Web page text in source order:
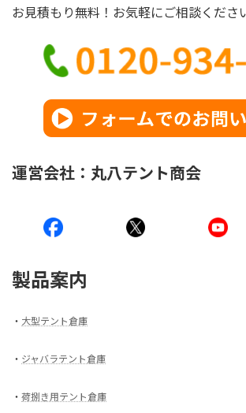
お見積もり無料！お気軽にご相談くださ
運営会社：丸八テント商会
製品案内
・ 大型テント倉庫
・ ジャバラテント倉庫
・ 荷捌き用テント倉庫